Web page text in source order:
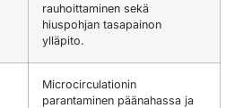
rauhoittaminen sekä
hiuspohjan tasapainon
ylläpito.
Microcirculationin
parantaminen päänahassa ja